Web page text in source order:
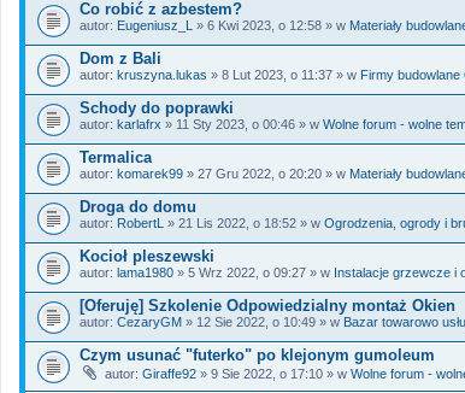
Co robić z azbestem?
autor: Eugeniusz_L » 6 Kwi 2023, o 12:58 » w Materiały
Dom z Bali
autor: kruszyna.lukas » 8 Lut 2023, o 11:37 » w Firmy budowlane
Schody do poprawki
autor: karlafrx » 11 Sty 2023, o 00:46 » w Wolne forum - wolne
Termalica
autor: komarek99 » 27 Gru 2022, o 20:20 » w Materiały
Droga do domu
autor: RobertL » 21 Lis 2022, o 18:52 » w Ogrodzenia, ogrody i
Kocioł pleszewski
autor: lama1980 » 5 Wrz 2022, o 09:27 » w Instalacje grzewcze i
[Oferuję] Szkolenie Odpowiedzialny montaż Okien
autor: CezaryGM » 12 Sie 2022, o 10:49 » w Bazar towarowo
Czym usunać "futerko" po klejonym gumoleum
autor: Giraffe92 » 9 Sie 2022, o 17:10 » w Wolne forum -